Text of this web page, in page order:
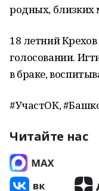
родных, близких
18 летний
голосовании.
в браке,
#УчастОК,
Читайте нас